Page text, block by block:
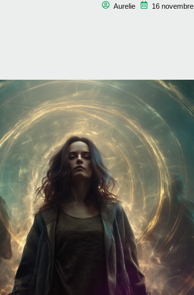
Aurelie 16